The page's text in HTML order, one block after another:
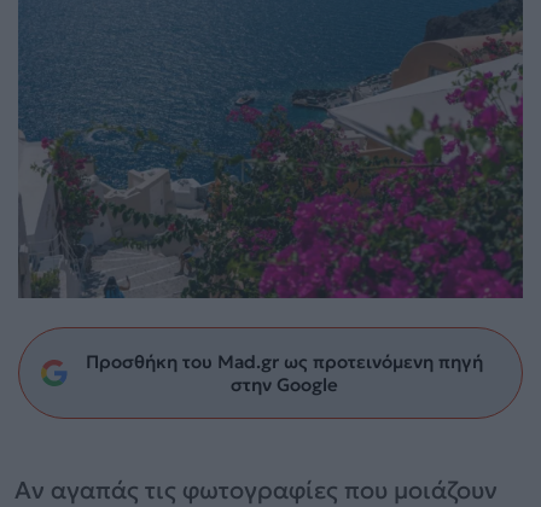
Προσθήκη του Mad.gr ως προτεινόμενη πηγή
στην Google
Αν αγαπάς τις φωτογραφίες που μοιάζουν